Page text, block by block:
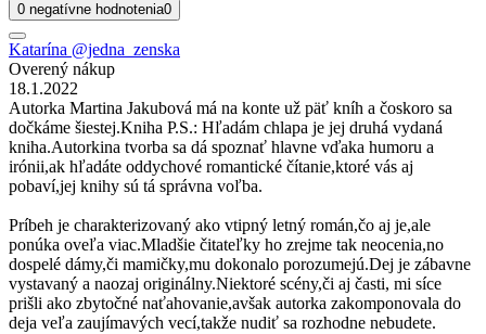
0 negatívne hodnotenia0
Katarína @jedna_zenska
Overený nákup
18.1.2022
Autorka Martina Jakubová má na konte už päť kníh a čoskoro sa
dočkáme šiestej.Kniha P.S.: Hľadám chlapa je jej druhá vydaná
kniha.Autorkina tvorba sa dá spoznať hlavne vďaka humoru a
irónii,ak hľadáte oddychové romantické čítanie,ktoré vás aj
pobaví,jej knihy sú tá správna voľba.
Príbeh je charakterizovaný ako vtipný letný román,čo aj je,ale
ponúka oveľa viac.Mladšie čitateľky ho zrejme tak neocenia,no
dospelé dámy,či mamičky,mu dokonalo porozumejú.Dej je zábavne
vystavaný a naozaj originálny.Niektoré scény,či aj časti, mi síce
prišli ako zbytočné naťahovanie,avšak autorka zakomponovala do
deja veľa zaujímavých vecí,takže nudiť sa rozhodne nebudete.